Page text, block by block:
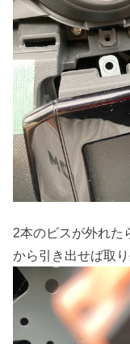
2本のビスが外れた
から引き出せば取